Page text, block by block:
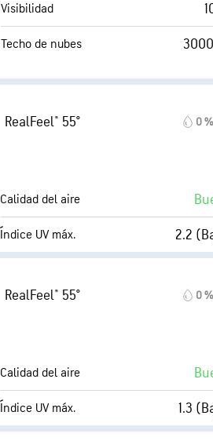
Visibilidad
Techo de nubes
RealFeel® 55° 0 %
Calidad del aire
Índice UV máx. 2.2
Index™
Nubosidad
Techo de nubes
RealFeel® 55° 0 %
Calidad del aire
Índice UV máx. 1.3
Index™